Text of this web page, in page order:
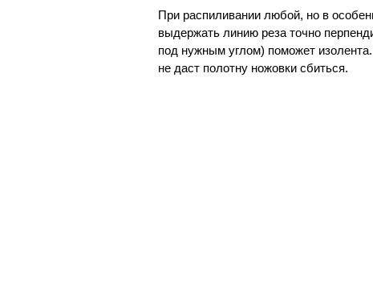
При распиливании любой, но в
выдержать линию реза точно
под нужным углом) поможет
не даст полотну ножовки сбиться.